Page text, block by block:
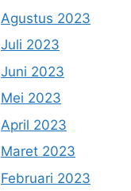
Agustus 2023
Juli 2023
Juni 2023
Mei 2023
April 2023
Maret 2023
Februari 2023